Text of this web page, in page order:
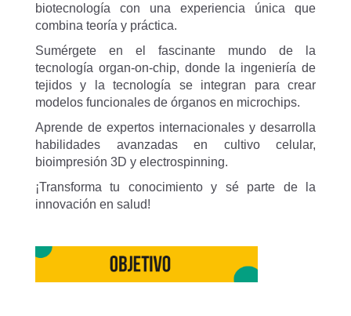
biotecnología con una experiencia única que
combina teoría y práctica.
Sumérgete en el fascinante mundo de la
tecnología organ-on-chip, donde la ingeniería de
tejidos y la tecnología se integran para crear
modelos funcionales de órganos en microchips.
Aprende de expertos internacionales y desarrolla
habilidades avanzadas en cultivo celular,
bioimpresión 3D y electrospinning.
¡Transforma tu conocimiento y sé parte de la
innovación en salud!